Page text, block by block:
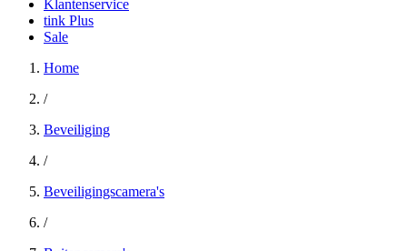
Klantenservice
tink Plus
Sale
Home
/
Beveiliging
/
Beveiligingscamera's
/